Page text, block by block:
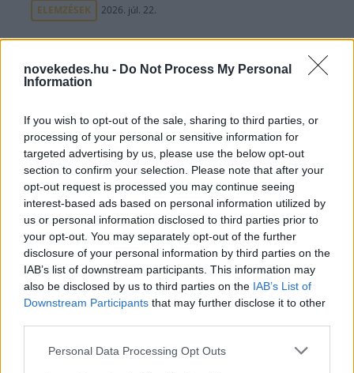
novekedes.hu - Do Not Process My Personal
Information
If you wish to opt-out of the sale, sharing to third parties, or
processing of your personal or sensitive information for
targeted advertising by us, please use the below opt-out
section to confirm your selection. Please note that after your
opt-out request is processed you may continue seeing
interest-based ads based on personal information utilized by
us or personal information disclosed to third parties prior to
your opt-out. You may separately opt-out of the further
disclosure of your personal information by third parties on the
IAB’s list of downstream participants. This information may
also be disclosed by us to third parties on the IAB’s List of
Downstream Participants that may further disclose it to other
Please note that this website/app uses one or more Google
Personal Data Processing Opt Outs
ELEMZÉSEK 2026. júl. 22.
Vagyonvisszaszerzés: amikor a pénz
gyorsabban fut, mint a jog
ELEMZÉSEK 2026. júl. 21.